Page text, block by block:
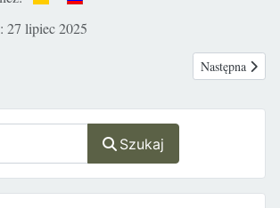
Szukaj
27 lipiec 2025
Stowarzyszenia Nauczycieli iNastępna
Następna